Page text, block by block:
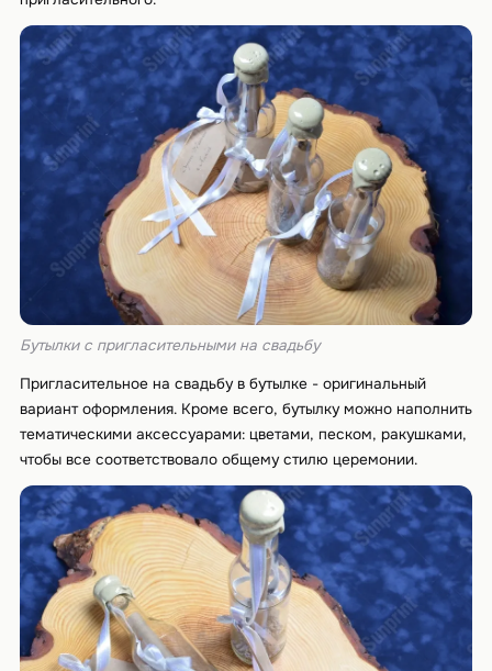
Бутылки с пригласительными на свадьбу
Пригласительное на свадьбу в бутылке - оригинальный
вариант оформления. Кроме всего, бутылку можно наполнить
тематическими аксессуарами: цветами, песком, ракушками,
чтобы все соответствовало общему стилю церемонии.